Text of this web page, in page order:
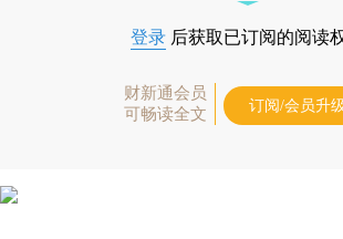
登录 后获取已订阅的阅读
财新通会员
可畅读全文
订阅/会员升